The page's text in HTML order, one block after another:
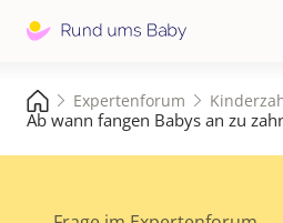
Expertenforum
Ab wann fangen Babys an zu